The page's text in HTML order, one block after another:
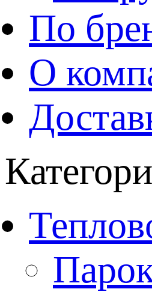
По
О